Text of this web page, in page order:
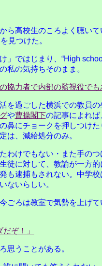
ら高校生のころよく聴いて
見つけた。
」ではじまり、“High
私の気持ちそのまま。
協力者で内部の監視役でも
を過ごした横浜での教員の
や曹操閣下の記事によれば
鼻にチョークを押しつけた
は、減給処分のみ。
わけでもない・また手のつ
徒に対して、教諭が一方的
も逮捕もされない。中学校
ないらしい。
ごろは教室で気勢を上げて
ぞ！」
思うことがある。